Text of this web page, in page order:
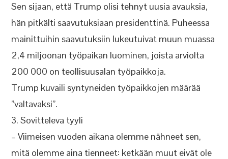
Sen sijaan, että Trump olisi tehnyt uusia avauksia,
hän pitkälti saavutuksiaan presidenttinä. Puheessa
mainittuihin saavutuksiin lukeutuivat muun muassa
2,4 miljoonan työpaikan luominen, joista arviolta
200 000 on teollisuusalan työpaikkoja.
Trump kuvaili syntyneiden työpaikkojen määrää
”valtavaksi”.
3. Sovitteleva tyyli
– Viimeisen vuoden aikana olemme nähneet sen,
mitä olemme aina tienneet: ketkään muut eivät ole